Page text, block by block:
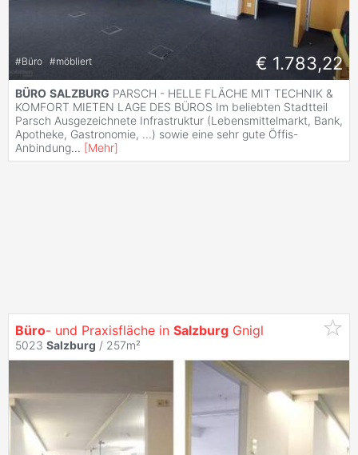
#Büro #möbliert € 1.783,22
BÜRO SALZBURG PARSCH - HELLE FLÄCHE MIT TECHNIK &
KOMFORT MIETEN LAGE DES BÜROS Im beliebten Stadtteil
Parsch Ausgezeichnete Infrastruktur (Lebensmittelmarkt, Bank,
Apotheke, Gastronomie, ...) sowie eine sehr gute Öffis-
Anbindung... [Mehr]
Büro- und Praxisfläche in Salzburg Gnigl
5023 Salzburg / 257m²